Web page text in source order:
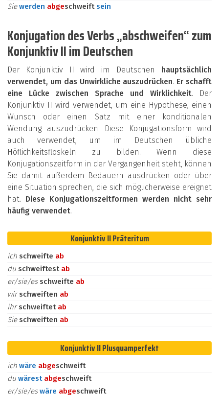
Siewerden abgeschweiftsein
Konjugation des Verbs „abschweifen“ zum
Konjunktiv II im Deutschen
Der Konjunktiv II wird im Deutschen hauptsächlich
verwendet, um das Unwirkliche auszudrücken. Er schafft
eine Lücke zwischen Sprache und Wirklichkeit. Der
Konjunktiv II wird verwendet, um eine Hypothese, einen
Wunsch oder einen Satz mit einer konditionalen
Wendung auszudrücken. Diese Konjugationsform wird
auch verwendet, um im Deutschen übliche
Höflichkeitsfloskeln zu bilden. Wenn diese
Konjugationszeitform in der Vergangenheit steht, können
Sie damit außerdem Bedauern ausdrücken oder über
eine Situation sprechen, die sich möglicherweise ereignet
hat. Diese Konjugationszeitformen werden nicht sehr
häufig verwendet.
Konjunktiv II Präteritum
ich schweifte ab
du schweiftest ab
er/sie/es schweifte ab
wirschweiften ab
ihrschweiftet ab
Sie schweiften ab
Konjunktiv II Plusquamperfekt
ich wäre abgeschweift
du wärest abgeschweift
er/sie/eswäre abgeschweift